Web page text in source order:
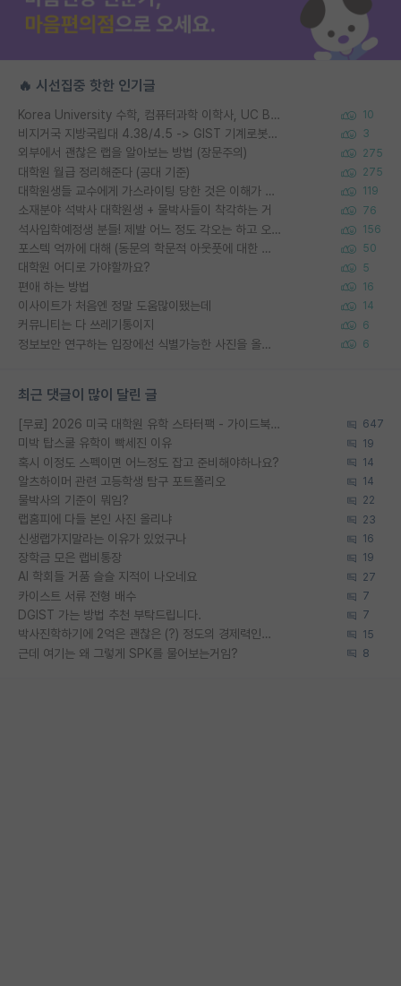
🔥 시선집중 핫한 인기글
Korea University 수학, 컴퓨터과학 이학사, UC Berkeley 산업공학 대학원 공학박사가 되는 것은 쉽지 않겠죠? 10
비지거국 지방국립대 4.38/4.5 -> GIST 기계로봇공학과 석사 3
외부에서 괜찮은 랩을 알아보는 방법 (장문주의) 275
대학원 월급 정리해준다 (공대 기준) 275
대학원생들 교수에게 가스라이팅 당한 것은 이해가 갑니다. 안타깝네요. 119
소재분야 석박사 대학원생 + 물박사들이 착각하는 거 76
석사입학예정생 분들! 제발 어느 정도 각오는 하고 오세요. 156
포스텍 억까에 대해 (동문의 학문적 아웃풋에 대한 반박) 50
대학원 어디로 가야할까요? 5
편애 하는 방법 16
이사이트가 처음엔 정말 도움많이됐는데 14
커뮤니티는 다 쓰레기통이지 6
정보보안 연구하는 입장에선 식별가능한 사진을 올리는건 비추이긴함 6
최근 댓글이 많이 달린 글
[무료] 2026 미국 대학원 유학 스타터팩 - 가이드북 & 합격자 컨택메일 템플릿 647
미박 탑스쿨 유학이 빡세진 이유 19
혹시 이정도 스펙이면 어느정도 잡고 준비해야하나요? 14
알츠하이머 관련 고등학생 탐구 포트폴리오 14
물박사의 기준이 뭐임? 22
랩홈피에 다들 본인 사진 올리냐 23
신생랩가지말라는 이유가 있었구나 16
장학금 모은 랩비통장 19
AI 학회들 거품 슬슬 지적이 나오네요 27
카이스트 서류 전형 배수 7
DGIST 가는 방법 추천 부탁드립니다. 7
박사진학하기에 2억은 괜찮은 (?) 정도의 경제력인가요 15
근데 여기는 왜 그렇게 SPK를 물어보는거임? 8